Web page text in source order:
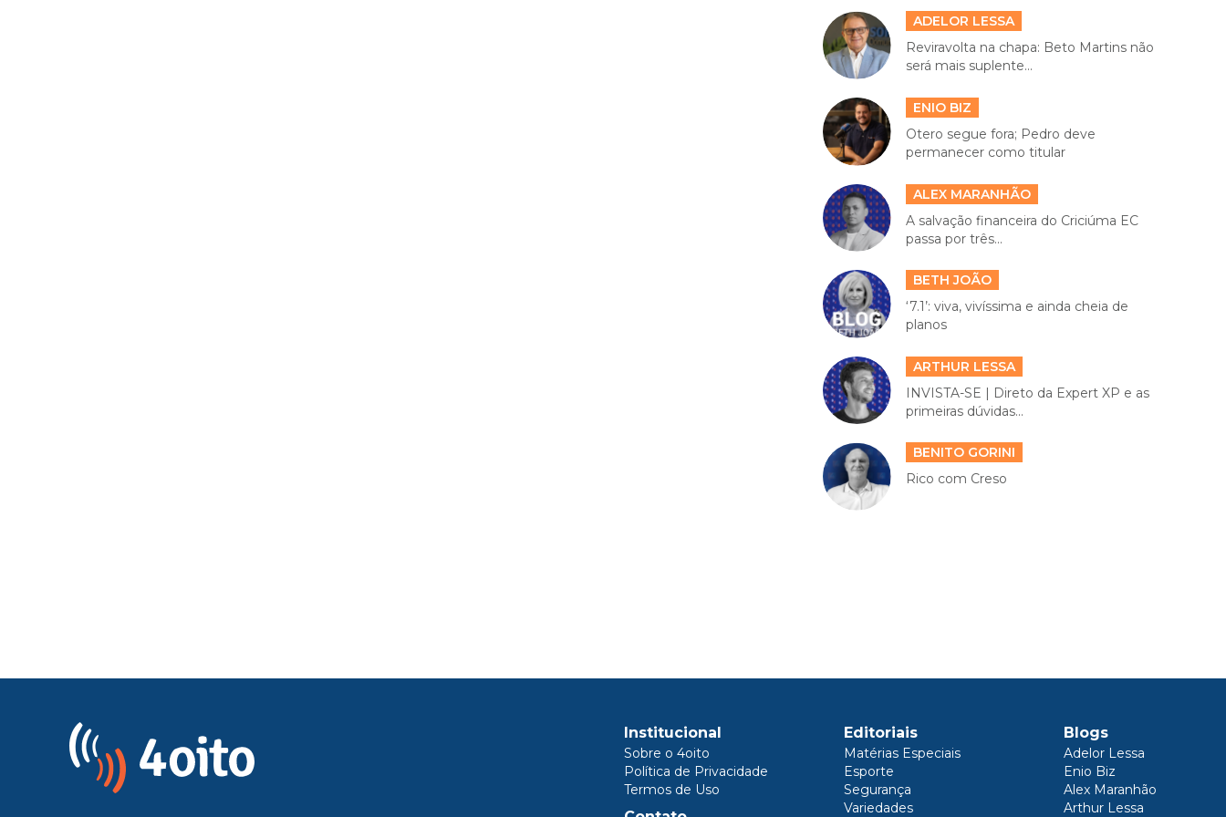
ADELOR LESSA
Reviravolta na chapa: Beto Martins não
será mais suplente...
ENIO BIZ
Otero segue fora; Pedro deve
permanecer como titular
ALEX MARANHÃO
A salvação financeira do Criciúma EC
passa por três...
BETH JOÃO
‘7.1’: viva, vivíssima e ainda cheia de
planos
ARTHUR LESSA
INVISTA-SE | Direto da Expert XP e as
primeiras dúvidas...
BENITO GORINI
Rico com Creso
Institucional
Sobre o 4oito
Política de Privacidade
Termos de Uso
Editoriais
Matérias Especiais
Esporte
Segurança
Variedades
Blogs
Adelor Lessa
Enio Biz
Alex Maranhão
Arthur Lessa